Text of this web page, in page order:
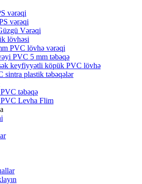
vərəqi
vərəqi
Vərəqi
lövhəsi
PVC lövhə vərəqi
PVC 5 mm təbəqə
keyfiyyətli köpük PVC lövhə
sintra plastik təbəqələr
təbəqə
PVC Levha Flim